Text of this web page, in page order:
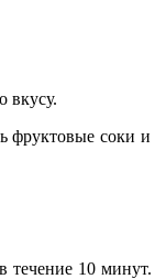
вкусу.
фруктовые соки
10